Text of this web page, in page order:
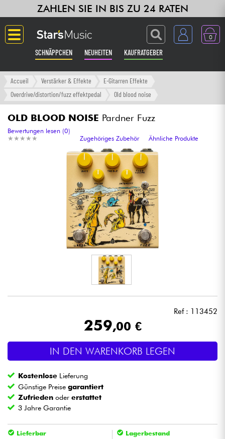
ZAHLEN SIE IN BIS ZU 24 RATEN
0
SCHNÄPPCHEN NEUHEITEN KAUFRATGEBER
Langue
Verstärker & Effekte
Klaviere & Piano
Synths & samplers
Kopfhörer
Licht
Blasinstrumente
Accueil Verstärker & Effekte
E-Gitarren Effekte
Overdrive/distortion/fuzz effektpedal
Old blood noise
OLD BLOOD NOISE Pardner Fuzz
★ ★ ★ ★ ★
★ ★ ★ ★ ★
Bewertungen lesen (0)
Zugehöriges Zubehör
Ähnliche Produkte
Ref : 113452
259,00 €
IN DEN WARENKORB LEGEN
Kostenlose Lieferung
Günstige Preisegarantiert
Zufrieden odererstattet
3 Jahre Garantie
Lieferbar
Lagerbestand